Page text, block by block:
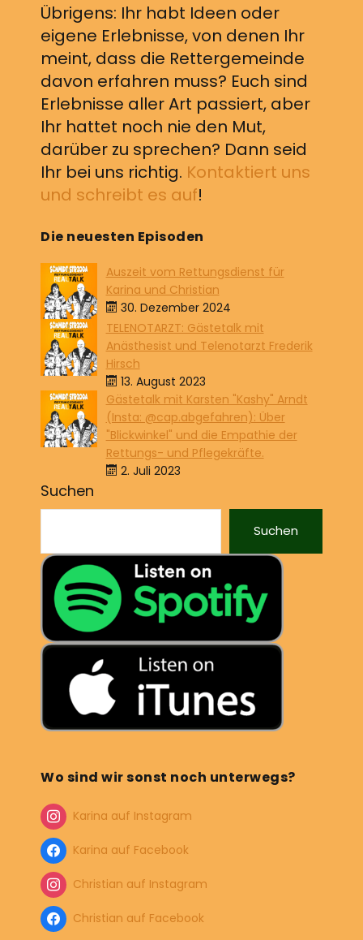
Übrigens: Ihr habt Ideen oder
eigene Erlebnisse, von denen Ihr
meint, dass die Rettergemeinde
davon erfahren muss? Euch sind
Erlebnisse aller Art passiert, aber
Ihr hattet noch nie den Mut,
darüber zu sprechen? Dann seid
Ihr bei uns richtig. Kontaktiert uns
und schreibt es auf!
Die neuesten Episoden
Auszeit vom Rettungsdienst für
Karina und Christian
30. Dezember 2024
TELENOTARZT: Gästetalk mit
Anästhesist und Telenotarzt Frederik
Hirsch
13. August 2023
Gästetalk mit Karsten "Kashy" Arndt
(Insta: @cap.abgefahren): Über
"Blickwinkel" und die Empathie der
Rettungs- und Pflegekräfte.
2. Juli 2023
Suchen
Suchen
Wo sind wir sonst noch unterwegs?
Karina auf Instagram
Karina auf Facebook
Christian auf Instagram
Christian auf Facebook